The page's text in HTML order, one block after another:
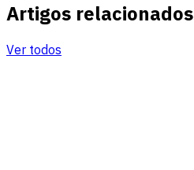
Artigos relacionados
Ver todos